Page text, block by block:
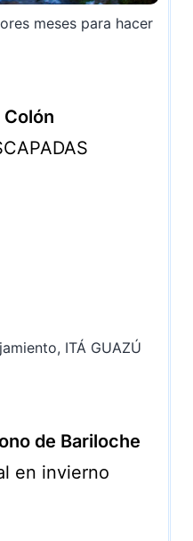
meses para hacer
Colón
ITÁ GUAZÚ
de Bariloche